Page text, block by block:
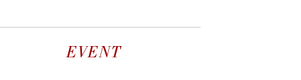
EVENT